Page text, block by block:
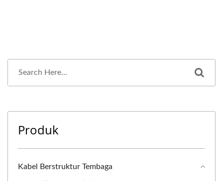
Produk
Kabel Berstruktur Tembaga